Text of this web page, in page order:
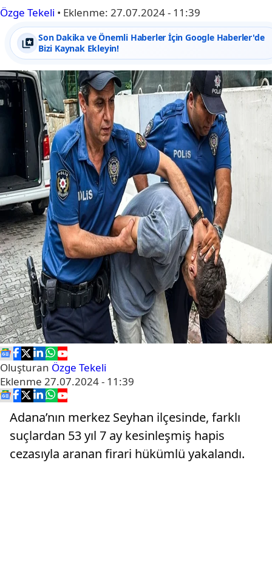
Özge Tekeli • Eklenme: 27.07.2024 - 11:39
Son Dakika ve Önemli Haberler İçin Google Haberler'de
Bizi Kaynak Ekleyin!
Oluşturan Özge Tekeli
Eklenme 27.07.2024 - 11:39
Adana’nın merkez Seyhan ilçesinde, farklı
suçlardan 53 yıl 7 ay kesinleşmiş hapis
cezasıyla aranan firari hükümlü yakalandı.